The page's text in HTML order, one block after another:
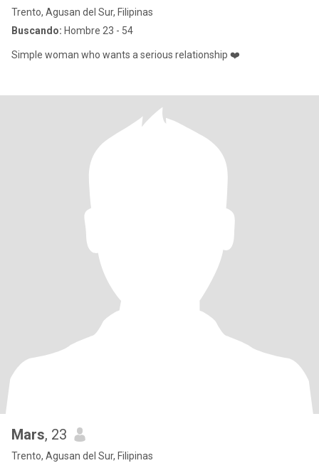
Trento, Agusan del Sur, Filipinas
Buscando: Hombre 23 - 54
Simple woman who wants a serious relationship ❤️
Mars, 23
Trento, Agusan del Sur, Filipinas